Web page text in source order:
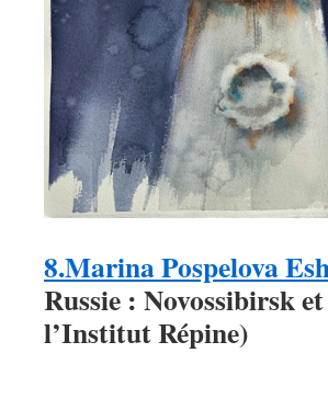
8.Marina Pospelova
Russie : Novossibirsk
l’Institut Répine)